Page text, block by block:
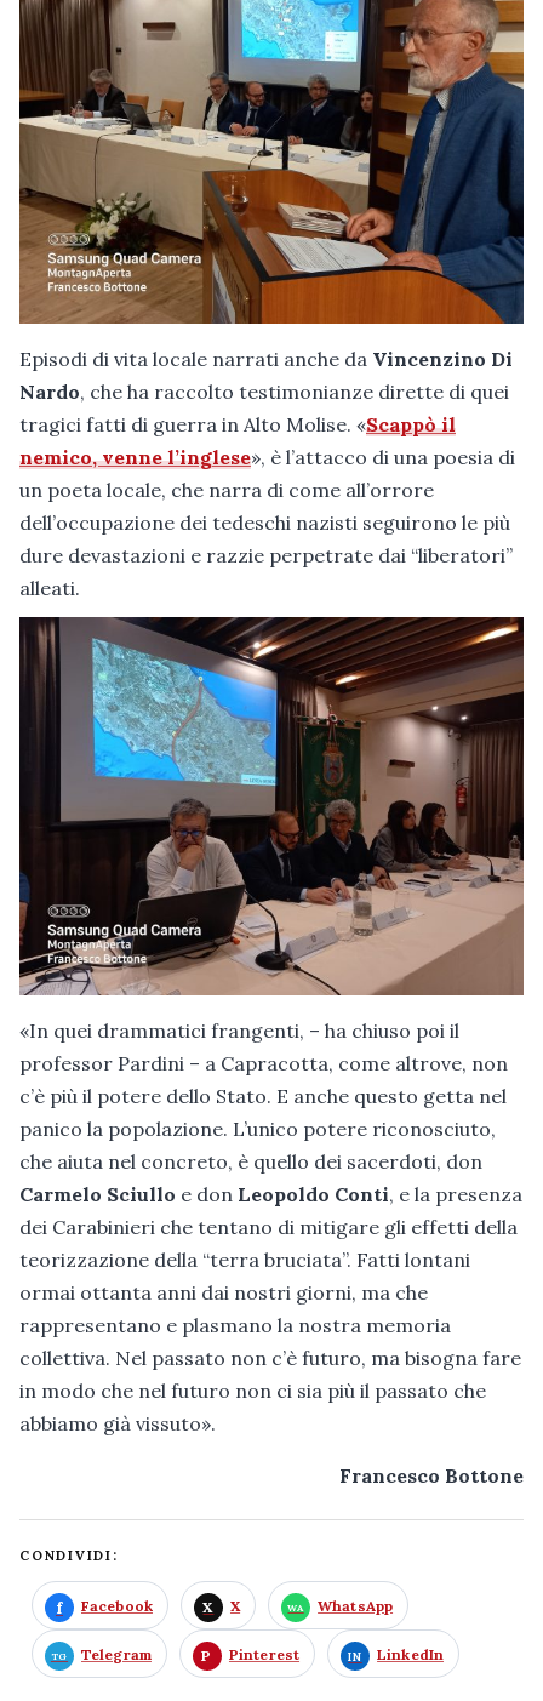
Episodi di vita locale narrati anche da Vincenzino Di
Nardo, che ha raccolto testimonianze dirette di quei
tragici fatti di guerra in Alto Molise. «Scappò il
nemico, venne l’inglese», è l’attacco di una poesia di
un poeta locale, che narra di come all’orrore
dell’occupazione dei tedeschi nazisti seguirono le più
dure devastazioni e razzie perpetrate dai “liberatori”
alleati.
«In quei drammatici frangenti, – ha chiuso poi il
professor Pardini – a Capracotta, come altrove, non
c’è più il potere dello Stato. E anche questo getta nel
panico la popolazione. L’unico potere riconosciuto,
che aiuta nel concreto, è quello dei sacerdoti, don
Carmelo Sciullo e don Leopoldo Conti, e la presenza
dei Carabinieri che tentano di mitigare gli effetti della
teorizzazione della “terra bruciata”. Fatti lontani
ormai ottanta anni dai nostri giorni, ma che
rappresentano e plasmano la nostra memoria
collettiva. Nel passato non c’è futuro, ma bisogna fare
in modo che nel futuro non ci sia più il passato che
abbiamo già vissuto».
Francesco Bottone
CONDIVIDI:
Facebook X WhatsApp
Telegram Pinterest LinkedIn